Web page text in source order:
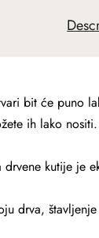
bit će puno
ih lako nositi.
kutije je
drva,